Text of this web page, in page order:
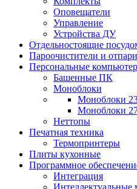
Оповещатели
Управление
Устройства ДУ
Отдельностоящие
Пароочистители и
Персональные
Башенные ПК
Моноблоки
Моноблоки
Моноблоки
Неттопы
Печатная техника
Термопринтеры
Плиты кухонные
Программное
Интеграция
Интеллектуальные